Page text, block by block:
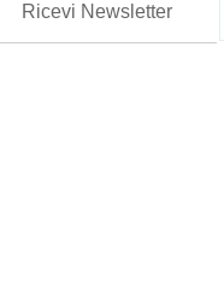
Ricevi Newsletter